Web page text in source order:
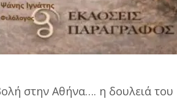
στην Αθήνα…. η δουλειά του